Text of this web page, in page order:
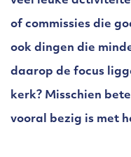
of commissies die
ook dingen die
daarop de focus
kerk? Misschien
vooral bezig is met